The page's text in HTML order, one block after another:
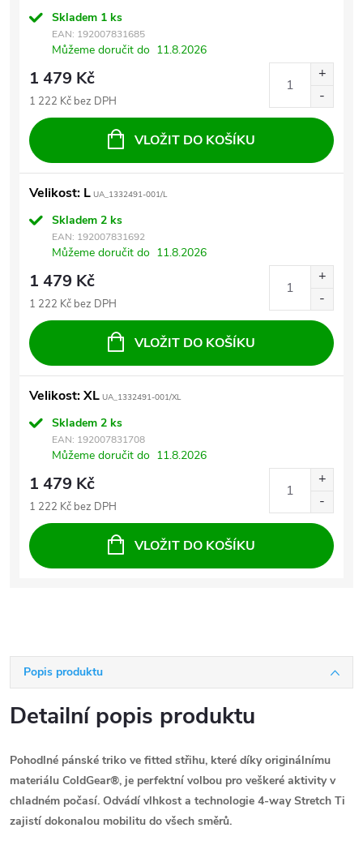
Skladem 1 ks
EAN: 192007831685
Můžeme doručit do 11.8.2026
1 479 Kč
1 222 Kč bez DPH
VLOŽIT DO KOŠÍKU
Velikost: L UA_1332491-001/L
Skladem 2 ks
EAN: 192007831692
Můžeme doručit do 11.8.2026
1 479 Kč
1 222 Kč bez DPH
VLOŽIT DO KOŠÍKU
Velikost: XL UA_1332491-001/XL
Skladem 2 ks
EAN: 192007831708
Můžeme doručit do 11.8.2026
1 479 Kč
1 222 Kč bez DPH
VLOŽIT DO KOŠÍKU
Popis produktu
Detailní popis produktu
Pohodlné pánské triko ve fitted střihu, které díky originálnímu
materiálu ColdGear®, je perfektní volbou pro veškeré aktivity v
chladném počasí. Odvádí vlhkost a technologie 4-way Stretch Ti
zajistí dokonalou mobilitu do všech směrů.